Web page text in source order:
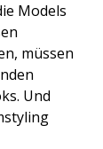
Models
müssen
Und